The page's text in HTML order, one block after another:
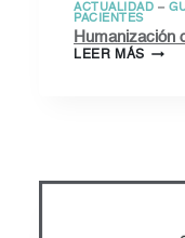
ACTUALIDAD –
PACIENTES
Humanización
LEER MÁS